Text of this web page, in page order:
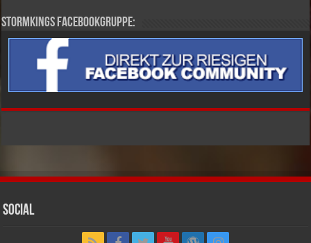
Stormkings Facebookgruppe:
Social